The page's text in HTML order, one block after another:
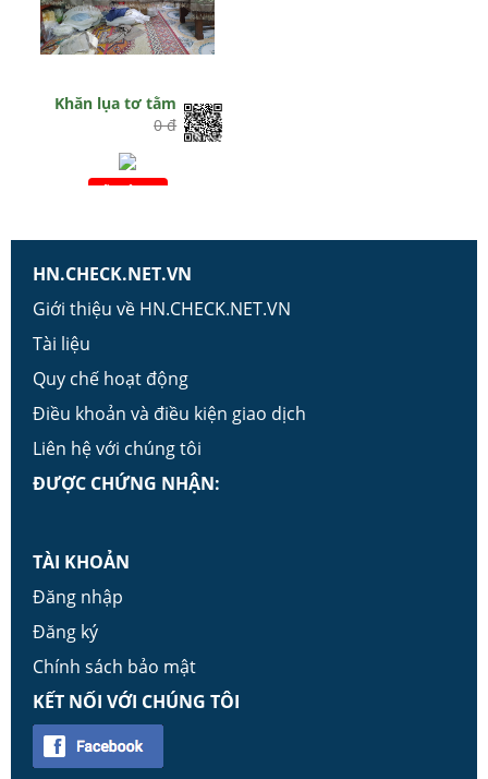
Khăn lụa tơ tằm
0 đ
Hết hiệu lực
HN.CHECK.NET.VN
Giới thiệu về HN.CHECK.NET.VN
Tài liệu
Quy chế hoạt động
Điều khoản và điều kiện giao dịch
Liên hệ với chúng tôi
ĐƯỢC CHỨNG NHẬN:
TÀI KHOẢN
Đăng nhập
Đăng ký
Chính sách bảo mật
KẾT NỐI VỚI CHÚNG TÔI